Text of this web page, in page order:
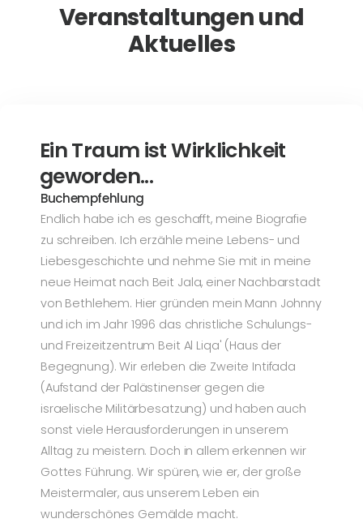
Veranstaltungen und
Aktuelles
Ein Traum ist Wirklichkeit
geworden...
Buchempfehlung
Endlich habe ich es geschafft, meine Biografie
zu schreiben. Ich erzähle meine Lebens- und
Liebesgeschichte und nehme Sie mit in meine
neue Heimat nach Beit Jala, einer Nachbarstadt
von Bethlehem. Hier gründen mein Mann Johnny
und ich im Jahr 1996 das christliche Schulungs-
und Freizeitzentrum Beit Al Liqa' (Haus der
Begegnung). Wir erleben die Zweite Intifada
(Aufstand der Palästinenser gegen die
israelische Militärbesatzung) und haben auch
sonst viele Herausforderungen in unserem
Alltag zu meistern. Doch in allem erkennen wir
Gottes Führung. Wir spüren, wie er, der große
Meistermaler, aus unserem Leben ein
wunderschönes Gemälde macht.